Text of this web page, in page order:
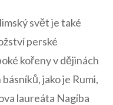
svět je také⁢
perské
kořeny v dějinách
jako je Rumi,‍
laureáta Nagíba